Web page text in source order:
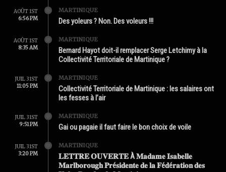
AOÛT 1ST
6:56 PM
MARTINIQUE
Des yoleurs ? Non. Des voleurs !!!
AOÛT 1ST
8:35 AM
MARTINIQUE
Bernard Hayot doit-il remplacer Serge Letchimy à la
Collectivité Territoriale de Martinique ?
JUIL 31ST
11:05 PM
MARTINIQUE
Collectivité Territoriale de Martinique : les salaires ont
les fesses à l’air
JUIL 31ST
9:51 PM
MARTINIQUE
Gai ou pagaie il faut faire le bon choix de voile
JUIL 31ST
3:20 PM
MARTINIQUE
𝐋𝐄𝐓𝐓𝐑𝐄 𝐎𝐔𝐕𝐄𝐑𝐓𝐄 À 𝐌𝐚𝐝𝐚𝐦𝐞 𝐈𝐬𝐚𝐛𝐞𝐥𝐥𝐞
𝐌𝐚𝐫𝐥𝐛𝐨𝐫𝐨𝐮𝐠𝐡 𝐏𝐫é𝐬𝐢𝐝𝐞𝐧𝐭𝐞 𝐝𝐞 𝐥𝐚 𝐅é𝐝é𝐫𝐚𝐭𝐢𝐨𝐧 𝐝𝐞𝐬